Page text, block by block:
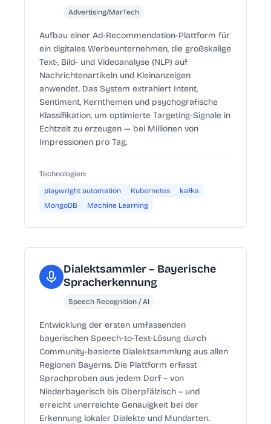
Advertising/MarTech
Aufbau einer Ad-Recommendation-Plattform für
ein digitales Werbeunternehmen, die großskalige
Text-, Bild- und Videoanalyse (NLP) auf
Nachrichtenartikeln und Kleinanzeigen
anwendet. Das System extrahiert Intent,
Sentiment, Kernthemen und psychografische
Klassifikation, um optimierte Targeting-Signale in
Echtzeit zu erzeugen — bei Millionen von
Impressionen pro Tag.
Technologien:
playwright automation
Kubernetes
kafka
MongoDB
Machine Learning
Dialektsammler – Bayerische
Spracherkennung
Speech Recognition / AI
Entwicklung der ersten umfassenden
bayerischen Speech-to-Text-Lösung durch
Community-basierte Dialektsammlung aus allen
Regionen Bayerns. Die Plattform erfasst
Sprachproben aus jedem Dorf – von
Niederbayerisch bis Oberpfälzisch – und
erreicht unerreichte Genauigkeit bei der
Erkennung lokaler Dialekte und Mundarten.